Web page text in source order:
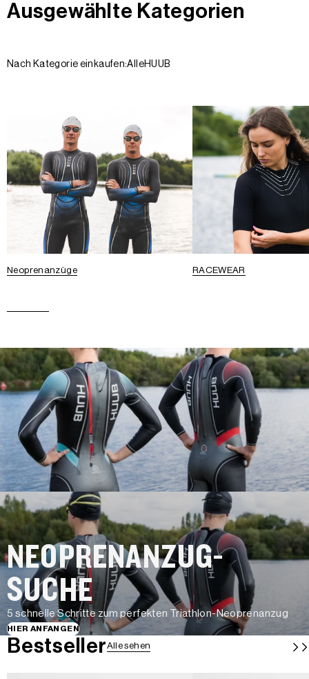
Ausgewählte Kategorien
Nach Kategorie einkaufen:AlleHUUB
Neoprenanzüge RACEWEAR
NEOPRENANZUG-
SUCHE
5 schnelle Schritte zum perfekten Triathlon-Neoprenanzug
HIER ANFANGEN
BestsellerAlle sehen